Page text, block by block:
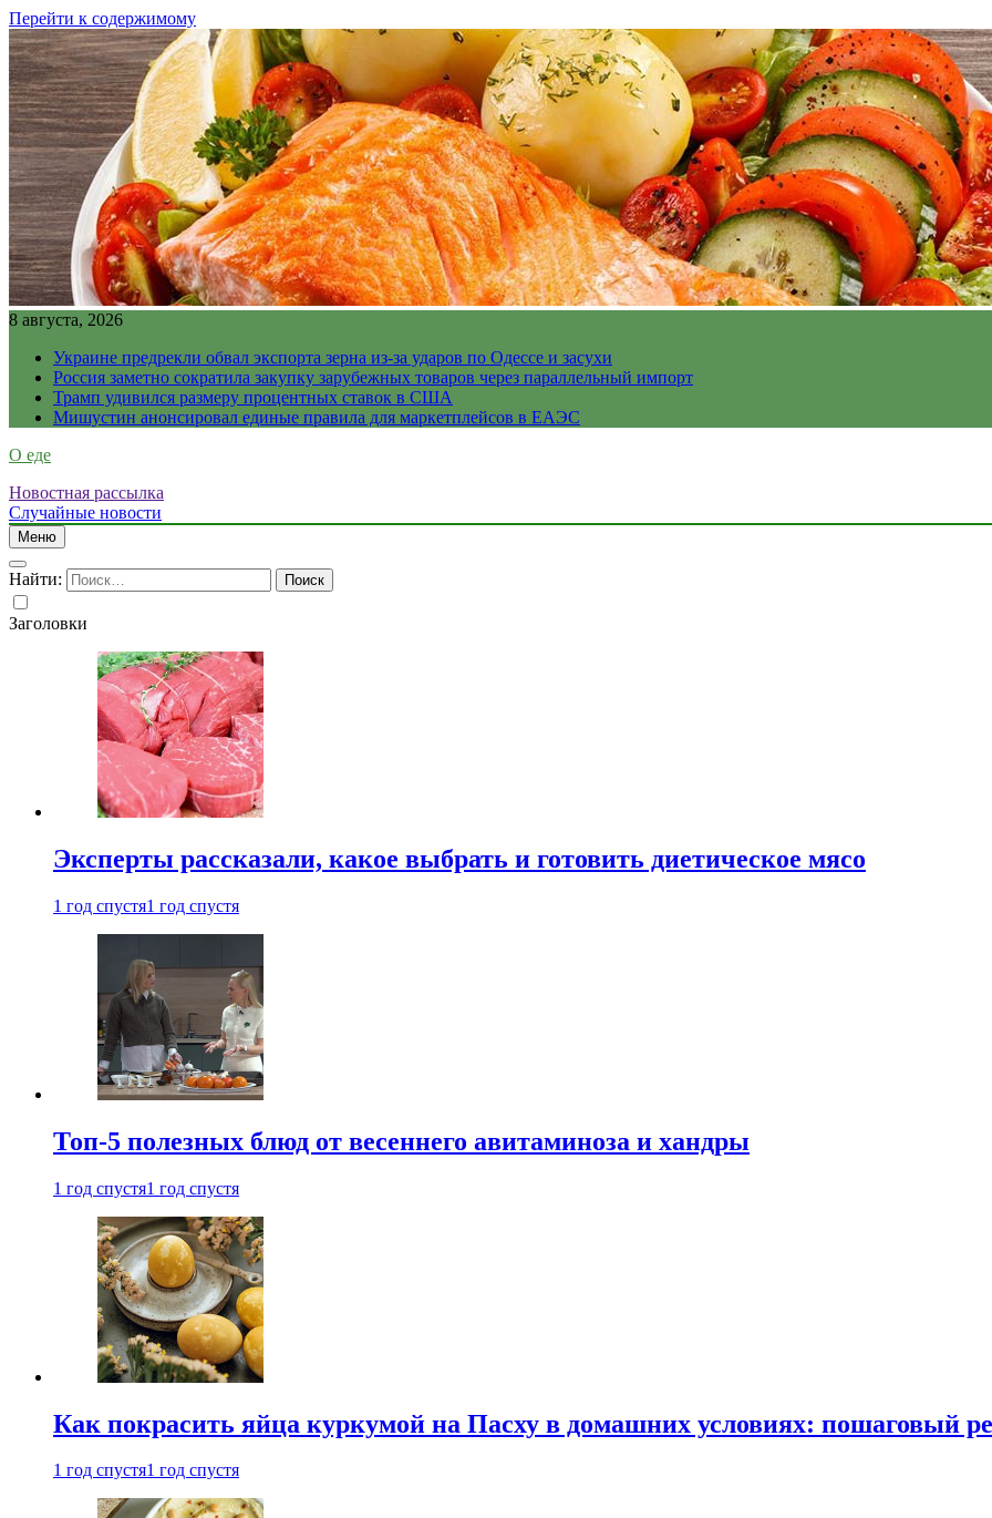
Перейти к содержимому
8 августа, 2026
Украине предрекли обвал экспорта зерна из-за ударов по Одессе и засухи
Россия заметно сократила закупку зарубежных товаров через параллельный импорт
Трамп удивился размеру процентных ставок в США
Мишустин анонсировал единые правила для маркетплейсов в ЕАЭС
О еде
Новостная рассылка
Случайные новости
Меню
Найти:
Заголовки
Эксперты рассказали, какое выбрать и готовить диетическое мясо
1 год спустя1 год спустя
Топ-5 полезных блюд от весеннего авитаминоза и хандры
1 год спустя1 год спустя
Как покрасить яйца куркумой на Пасху в домашних условиях: пошаговый
1 год спустя1 год спустя